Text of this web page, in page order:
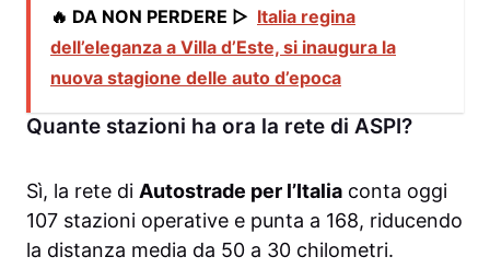
🔥 DA NON PERDERE ▷ Italia regina
dell’eleganza a Villa d’Este, si inaugura la
nuova stagione delle auto d’epoca
Quante stazioni ha ora la rete di ASPI?
Sì, la rete di Autostrade per l’Italia conta oggi
107 stazioni operative e punta a 168, riducendo
la distanza media da 50 a 30 chilometri.